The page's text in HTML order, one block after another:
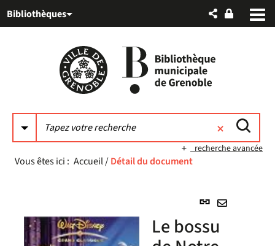
au
auBibliothèques
recherche avancée
Vous êtes ici : Accueil/Détail du document
Lien
(Nouvelle
Le bossu